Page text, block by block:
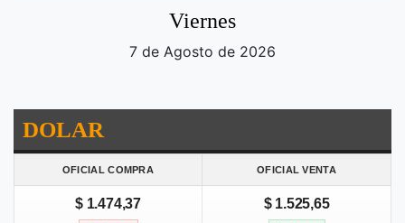
Viernes
7 de Agosto de 2026
DOLAR
OFICIAL COMPRA OFICIAL VENTA
$ 1.474,37 $ 1.525,65